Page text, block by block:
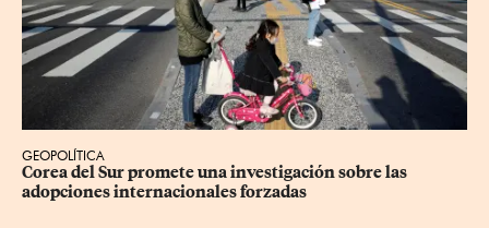
GEOPOLÍTICA
Corea del Sur promete una investigación sobre las
adopciones internacionales forzadas